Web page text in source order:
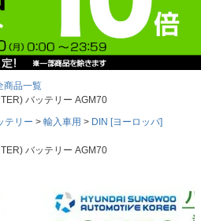
商品一覧
バッテリー AGM70
テリー 輸入車用
DIN [ヨーロッパ]
バッテリー AGM70